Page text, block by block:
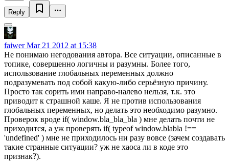
Reply
faiwerMar 21 2012 at 15:38
Не понимаю негодования автора. Все ситуации, описанные в
топике, совершенно логичны и разумны. Более того,
использование глобальных переменных должно
подразумевать под собой какую-либо серьёзную причину.
Просто так сорить ими направо-налево нельзя, т.к. это
приводит к страшной каше. Я не против использования
глобальных переменных, но делать это необходимо разумно.
Проверок вроде if( window.bla_bla_bla ) мне делать почти не
приходится, а уж проверять if( typeof window.blabla !==
'undefined' ) мне не приходилось ни разу вовсе (зачем создавать
такие странные ситуации? уж не хаоса ли в коде это
признак?).